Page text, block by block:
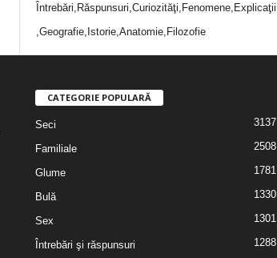
Întrebări,Răspunsuri,Curiozităţi,Fenomene,Explicaţii
,Geografie,Istorie,Anatomie,Filozofie
CATEGORIE POPULARĂ
Seci 3137
Familiale 2508
Glume 1781
Bulă 1330
Sex 1301
Întrebări şi răspunsuri 1288